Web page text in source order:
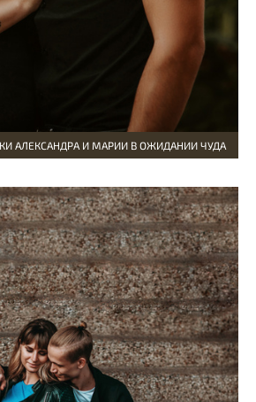
АЛЕКСАНДРА И МАРИИ В ОЖИДАНИИ ЧУДА